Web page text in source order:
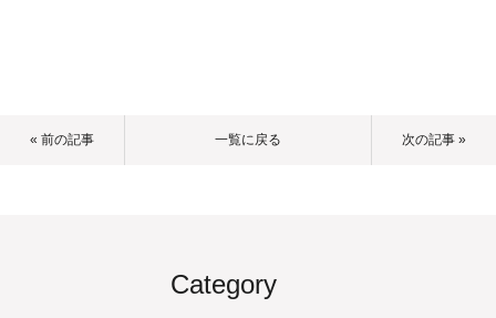
« 前の記事 一覧に戻る 次の記事 »
Category